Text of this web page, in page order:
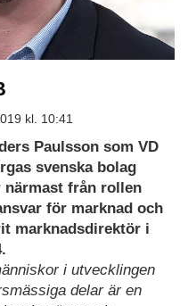
kl. 10:41
Paulsson som VD
svenska bolag
närmast från rollen
för marknad och
marknadsdirektör i
i utvecklingen
delar är en